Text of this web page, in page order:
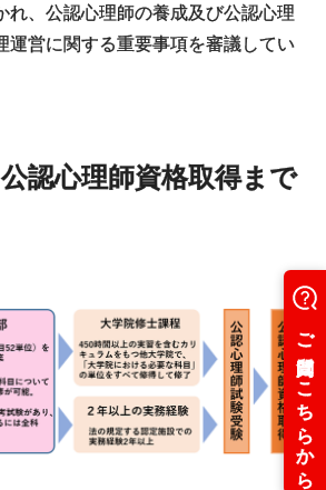
れ、公認心理師の養成及び公認心理
運営に関する重要事項を審議してい
公認心理師資格取得まで